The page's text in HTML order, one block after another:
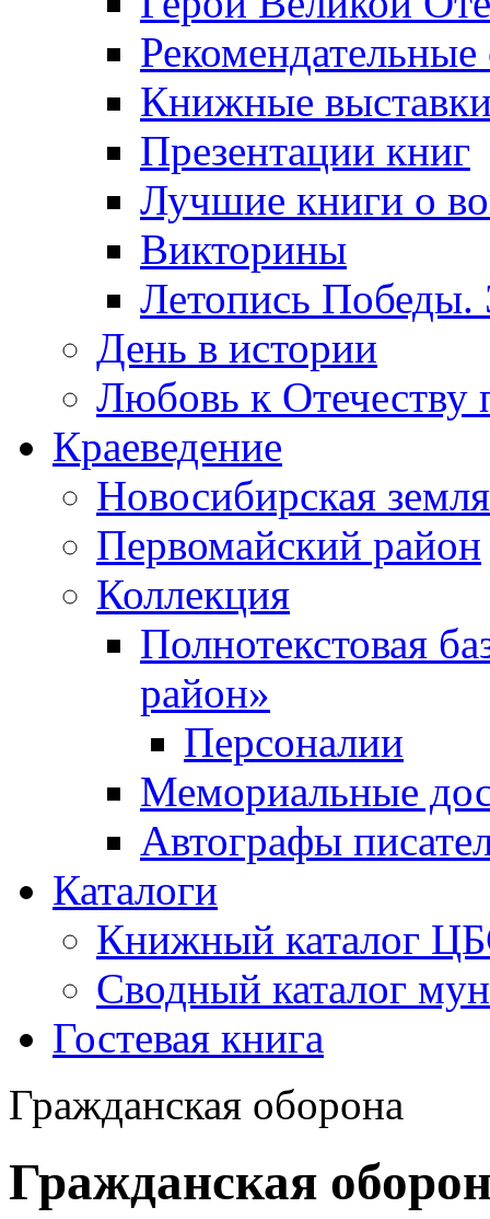
Рекомендательные
Книжные
Презентации книг
Лучшие книги о
Викторины
Летопись Победы.
День в истории
Любовь к Отечеству
Краеведение
Новосибирская земля
Первомайский район
Коллекция
Полнотекстовая
район»
Персоналии
Мемориальные
Автографы
Каталоги
Книжный каталог
Сводный каталог
Гостевая книга
Гражданская оборона
Гражданская